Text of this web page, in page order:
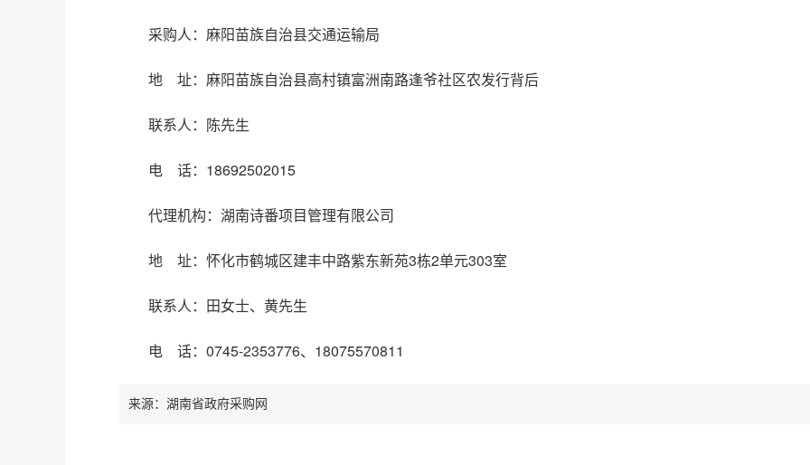
采购人：麻阳苗族自治县交通运输局
地 址：麻阳苗族自治县高村镇富洲南路逢爷社区农发行背后
联系人：陈先生
电 话：18692502015
代理机构：湖南诗番项目管理有限公司
地 址：怀化市鹤城区建丰中路紫东新苑3栋2单元303室
联系人：田女士、黄先生
电 话：0745-2353776、18075570811
来源：湖南省政府采购网